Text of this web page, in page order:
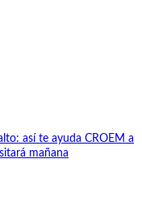
así te ayuda CROEM a
mañana